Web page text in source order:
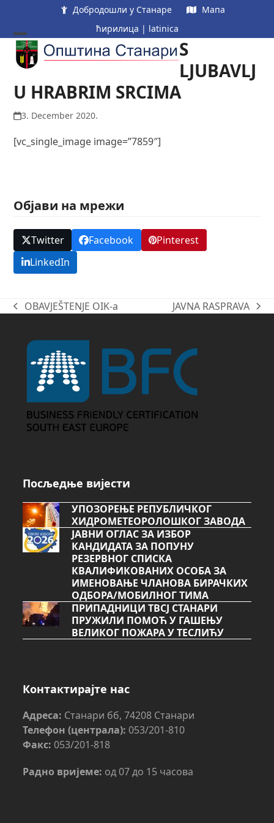
content
Добродошли у Станаре
Мапа
ћирилица | latinica
Open
mobile
menu
Close
mobile
menu
S
LJUBAVLJ
U HRABRIM SRCIMA
3. December 2020.
[vc_single_image image=”7859″]
Објави на мрежи
Twitter Facebook
Pinterest
LinkedIn
previous
OBAVJEŠTENJE OIK-a
next
JAVNA RASPRAVA
Посљедње вијести
УПОЗОРЕЊЕ РЕПУБЛИЧКОГ
ХИДРОМЕТЕОРОЛОШКОГ ЗАВОДА
ЈАВНИ ОГЛАС ЗА ИЗБОР
КАНДИДАТА ЗА ПОПУНУ
РЕЗЕРВНОГ СПИСКА
КВАЛИФИКОВАНИХ ОСОБА ЗА
ИМЕНОВАЊЕ ЧЛАНОВА БИРАЧКИХ
ОДБОРА/МОБИЛНОГ ТИМА
ПРИПАДНИЦИ ТВСЈ СТАНАРИ
ПРУЖИЛИ ПОМОЋ У ГАШЕЊУ
ВЕЛИКОГ ПОЖАРА У ТЕСЛИЋУ
Контактирајте нас
Адреса: Станари бб, 74208 Станари
Телефон (централа): 053/201-810
Факс: 053/201-818
Радно вријеме: од 07 до 15 часова